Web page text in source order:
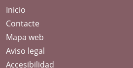
Inicio
Contacte
Mapa web
Aviso legal
Accesibilidad